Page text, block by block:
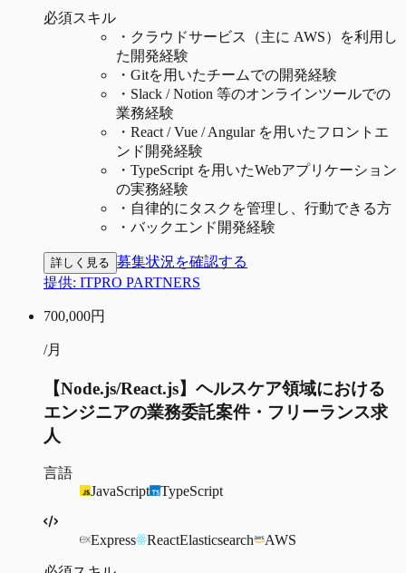
必須スキル
・ クラウドサービス（主に AWS）を利用し
た開発経験
・ Gitを用いたチームでの開発経験
・ Slack / Notion 等のオンラインツールでの
業務経験
・ React / Vue / Angular を用いたフロントエ
ンド開発経験
・ TypeScript を用いたWebアプリケーション
の実務経験
・ 自律的にタスクを管理し、行動できる方
・ バックエンド開発経験
詳しく見る 募集状況を確認する
提供: ITPRO PARTNERS
700,000円
/月
【Node.js/React.js】ヘルスケア領域における
エンジニアの業務委託案件・フリーランス求
人
言語
JavaScript
TypeScript
Express ReactElasticsearch AWS